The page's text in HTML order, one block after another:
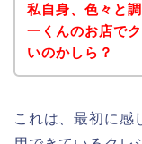
私自身、色々と
一くんのお店で
いのかしら？
これは、最初に感